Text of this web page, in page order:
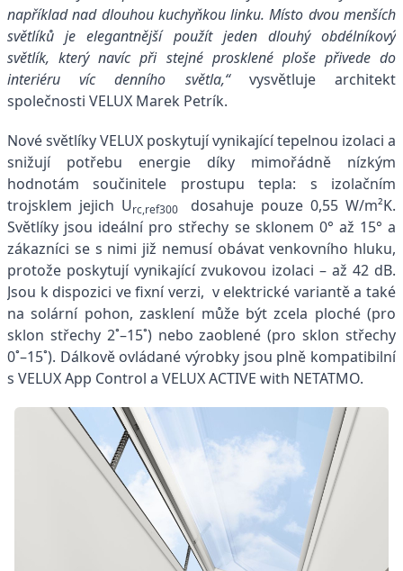
například nad dlouhou kuchyňkou linku. Místo dvou menších
světlíků je elegantnější použít jeden dlouhý obdélníkový
světlík, který navíc při stejné prosklené ploše přivede do
interiéru víc denního světla,“vysvětluje architekt
společnosti VELUX Marek Petrík.
NovésvětlíkyVELUX poskytují vynikající tepelnou izolaci a
snižují potřebu energie díky mimořádně nízkým
hodnotám součinitele prostupu tepla: s izolačním
trojsklem jejich Urc,ref300
dosahuje pouze 0,55 W/m²K.
Světlíky jsou ideální pro střechy se sklonem 0° až 15° a
zákazníci se s nimi již nemusí obávat venkovního hluku,
protože poskytují vynikající zvukovou izolaci – až 42 dB.
Jsou k dispozici ve fixní verzi, v elektrické variantě a také
na solární pohon, zasklení může být zcela ploché (pro
sklon střechy 2˚–15˚) nebo zaoblené (pro sklon střechy
0˚–15˚). Dálkově ovládané výrobky jsou plně kompatibilní
s VELUX App Control a VELUX ACTIVE with NETATMO.